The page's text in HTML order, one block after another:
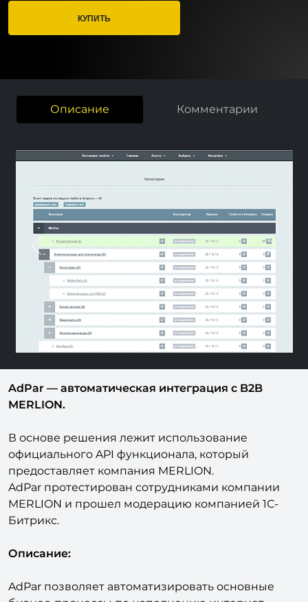
КУПИТЬ
Описание Комментарии
Previous Next
AdPar — автоматическая интеграция с B2B
MERLION.
В основе решения лежит использование
официального API функционала, который
предоставляет компания MERLION.
AdPar протестирован сотрудниками компании
MERLION и прошел модерацию компанией 1С-
Битрикс.
Описание:
AdPar позволяет автоматизировать основные